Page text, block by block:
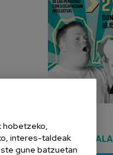
SARE
interes-taldeak
gune batzuetan